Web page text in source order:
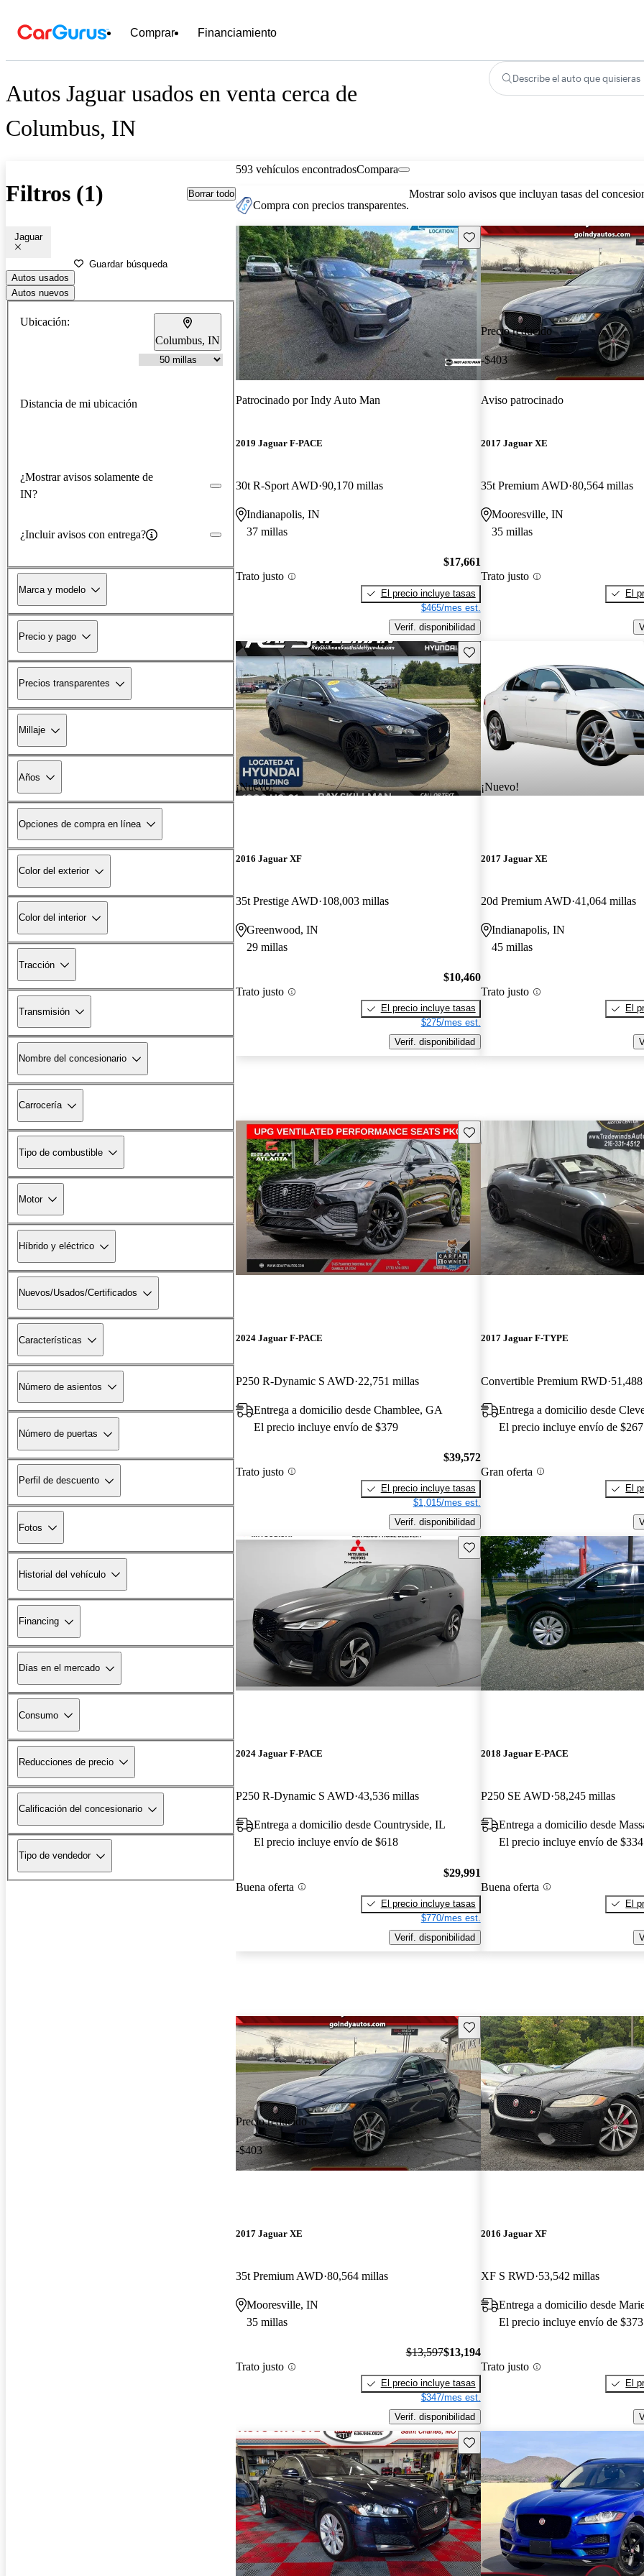
Comprar Financiamiento
Autos Jaguar usados en venta cerca de
Columbus, IN
Describe el auto que quisieras
Filtros (1) Borrar todo
Jaguar
Guardar búsqueda
Autos usados
Autos nuevos
Ubicación:
Columbus, IN
Distancia de mi ubicación
¿Mostrar avisos solamente de
IN?
¿Incluir avisos con entrega?
Marca y modelo
Precio y pago
Precios transparentes
Millaje
Años
Opciones de compra en línea
Color del exterior
Color del interior
Tracción
Transmisión
Nombre del concesionario
Carrocería
Tipo de combustible
Motor
Híbrido y eléctrico
Nuevos/Usados/Certificados
Características
Número de asientos
Número de puertas
Perfil de descuento
Fotos
Historial del vehículo
Financing
Días en el mercado
Consumo
Reducciones de precio
Calificación del concesionario
Tipo de vendedor
593 vehículos encontradosCompara
Compra con precios transparentes.
Mostrar solo avisos que incluyan tasas del
Guarda este Aviso
Patrocinado porIndy Auto Man
2019 Jaguar F-PACE
30t R-Sport AWD 90,170 millas
Indianapolis, IN
37 millas
Trato justo
$17,661
El precio incluye tasas
$465/mes est.
Verif. disponibilidad
Precio reducido
-$403
Aviso patrocinado
2017 Jaguar XE
35t Premium AWD 80,564 millas
Mooresville, IN
35 millas
Trato justo
El
¡Nuevo!
Guarda este Aviso
2016 Jaguar XF
35t Prestige AWD 108,003 millas
Greenwood, IN
29 millas
Trato justo
$10,460
El precio incluye tasas
$275/mes est.
Verif. disponibilidad
¡Nuevo!
2017 Jaguar XE
20d Premium AWD 41,064 millas
Indianapolis, IN
45 millas
Trato justo
El
Guarda este Aviso
2024 Jaguar F-PACE
P250 R-Dynamic S AWD 22,751 millas
Entrega a domicilio desde Chamblee, GA
El precio incluye envío de $379
Trato justo
$39,572
El precio incluye tasas
$1,015/mes est.
Verif. disponibilidad
2017 Jaguar F-TYPE
Convertible Premium RWD
Entrega a domicilio desde
El precio incluye envío de $267
Gran oferta
El
Guarda este Aviso
2024 Jaguar F-PACE
P250 R-Dynamic S AWD 43,536 millas
Entrega a domicilio desde Countryside, IL
El precio incluye envío de $618
Buena oferta
$29,991
El precio incluye tasas
$770/mes est.
Verif. disponibilidad
2018 Jaguar E-PACE
P250 SE AWD 58,245 millas
Entrega a domicilio desde
El precio incluye envío de $334
Buena oferta
El
Precio reducido
-$403
Guarda este Aviso
2017 Jaguar XE
35t Premium AWD 80,564 millas
Mooresville, IN
35 millas
Trato justo
$13,597$13,194
El precio incluye tasas
$347/mes est.
Verif. disponibilidad
2016 Jaguar XF
XF S RWD 53,542 millas
Entrega a domicilio desde
El precio incluye envío de $373
Trato justo
El
Guarda este Aviso